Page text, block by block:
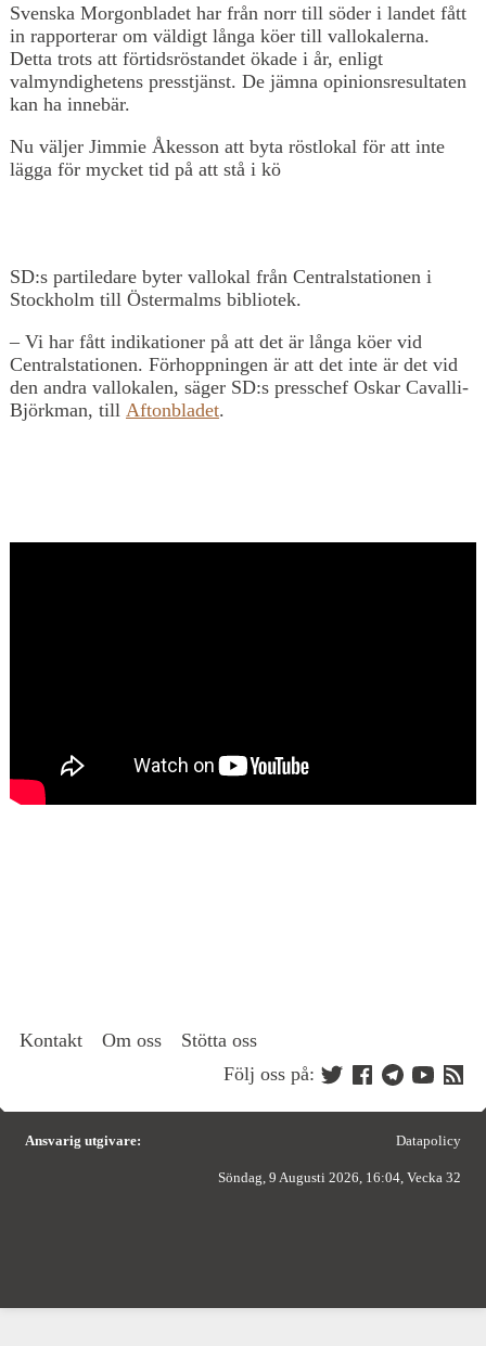
Svenska Morgonbladet har från norr till söder i landet fått
in rapporterar om väldigt långa köer till vallokalerna.
Detta trots att förtidsröstandet ökade i år, enligt
valmyndighetens presstjänst. De jämna opinionsresultaten
kan ha innebär.
Nu väljer Jimmie Åkesson att byta röstlokal för att inte
lägga för mycket tid på att stå i kö
SD:s partiledare byter vallokal från Centralstationen i
Stockholm till Östermalms bibliotek.
– Vi har fått indikationer på att det är långa köer vid
Centralstationen. Förhoppningen är att det inte är det vid
den andra vallokalen, säger SD:s presschef Oskar Cavalli-
Björkman, till Aftonbladet.
Kontakt Om oss
Stötta oss
Följ oss på:
Ansvarig utgivare: Datapolicy
Söndag, 9 Augusti 2026, 16:04, Vecka 32